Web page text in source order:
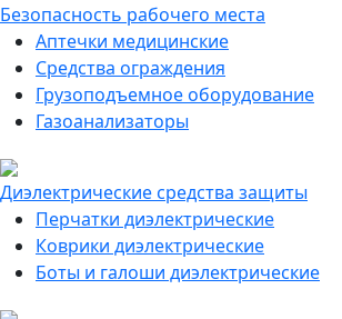
Безопасность рабочего места
Аптечки медицинские
Средства ограждения
Грузоподъемное оборудование
Газоанализаторы
Диэлектрические средства защиты
Перчатки диэлектрические
Коврики диэлектрические
Боты и галоши диэлектрические